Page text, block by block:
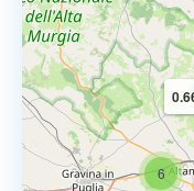
6